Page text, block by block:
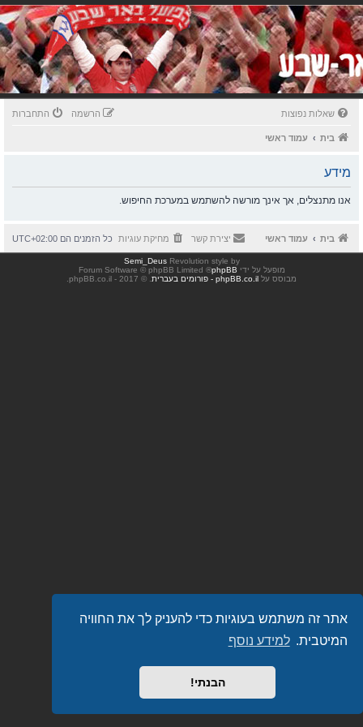
אתר זה משתמש בעוגיות כדי להעניק לך את החוויה
המיטבית. למידע נוסף
הבנתי!
שאלות נפוצות התחברות הרשמה
בית עמוד ראשי
מידע
אנו מתנצלים, אך אינך מורשה להשתמש במערכת החיפוש.
בית עמוד ראשי כל הזמנים הם UTC+02:00 מחיקת עוגיות יצירת קשר
Revolution style by
Semi_Deus
מופעל על ידי phpBB
® Forum Software © phpBB Limited
מבוסס על phpBB.co.il - פורומים בעברית . © 2017 - phpBB.co.il.